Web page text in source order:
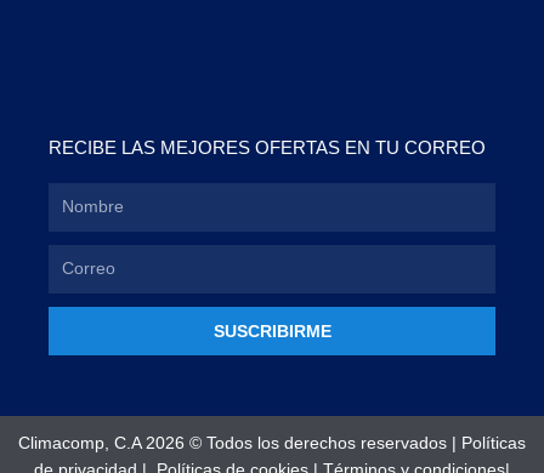
RECIBE LAS MEJORES OFERTAS EN TU CORREO
SUSCRIBIRME
Climacomp, C.A 2026 © Todos los derechos reservados | Políticas